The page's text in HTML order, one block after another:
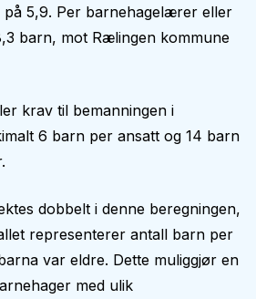
5,9. Per barnehagelærer eller
barn, mot Rælingen kommune
krav til bemanningen i
6 barn per ansatt og 14 barn
dobbelt i denne beregningen,
representerer antall barn per
var eldre. Dette muliggjør en
med ulik